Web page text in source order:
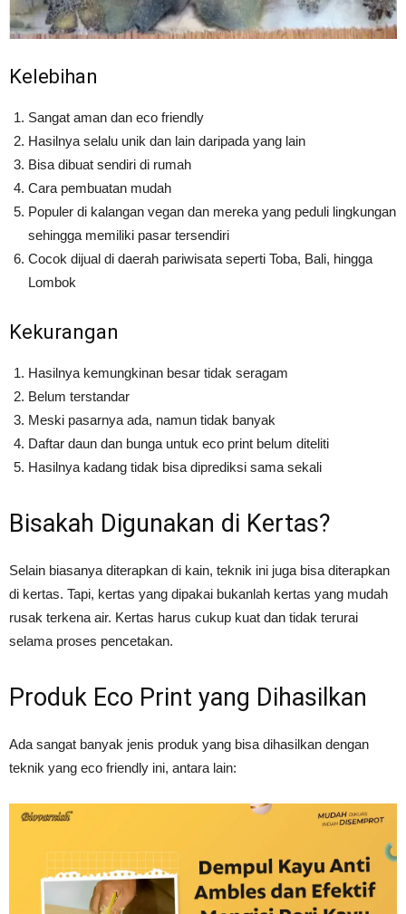
Kelebihan
Sangat aman dan eco friendly
Hasilnya selalu unik dan lain daripada yang lain
Bisa dibuat sendiri di rumah
Cara pembuatan mudah
Populer di kalangan vegan dan mereka yang peduli lingkungan
sehingga memiliki pasar tersendiri
Cocok dijual di daerah pariwisata seperti Toba, Bali, hingga
Lombok
Kekurangan
Hasilnya kemungkinan besar tidak seragam
Belum terstandar
Meski pasarnya ada, namun tidak banyak
Daftar daun dan bunga untuk eco print belum diteliti
Hasilnya kadang tidak bisa diprediksi sama sekali
Bisakah Digunakan di Kertas?
Selain biasanya diterapkan di kain, teknik ini juga bisa diterapkan
di kertas. Tapi, kertas yang dipakai bukanlah kertas yang mudah
rusak terkena air. Kertas harus cukup kuat dan tidak terurai
selama proses pencetakan.
Produk Eco Print yang Dihasilkan
Ada sangat banyak jenis produk yang bisa dihasilkan dengan
teknik yang eco friendly ini, antara lain: